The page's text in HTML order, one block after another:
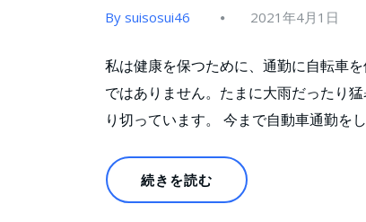
By suisosui46 2021年4月1日
私は健康を保つために、通勤に自転車
ではありません。たまに大雨だったり
り切っています。 今まで自動車通勤を
続きを読む